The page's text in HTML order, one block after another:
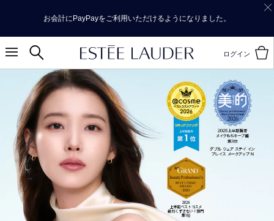
お会計にPayPayをご利用いただけるようになりました。
ログイン